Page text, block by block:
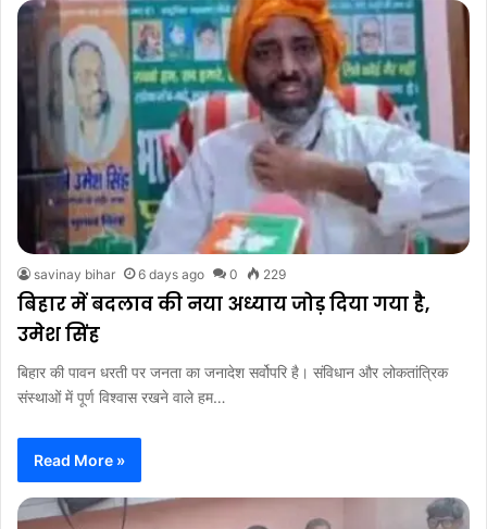
savinay bihar 6 days ago 0 229
बिहार में बदलाव की नया अध्याय जोड़ दिया गया है,
उमेश सिंह
बिहार की पावन धरती पर जनता का जनादेश सर्वोपरि है। संविधान और लोकतांत्रिक
संस्थाओं में पूर्ण विश्वास रखने वाले हम…
Read More »